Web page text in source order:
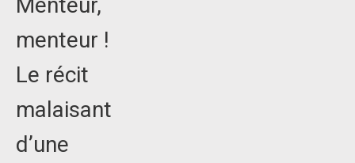
Menteur,
menteur !
Le récit
malaisant
d’une